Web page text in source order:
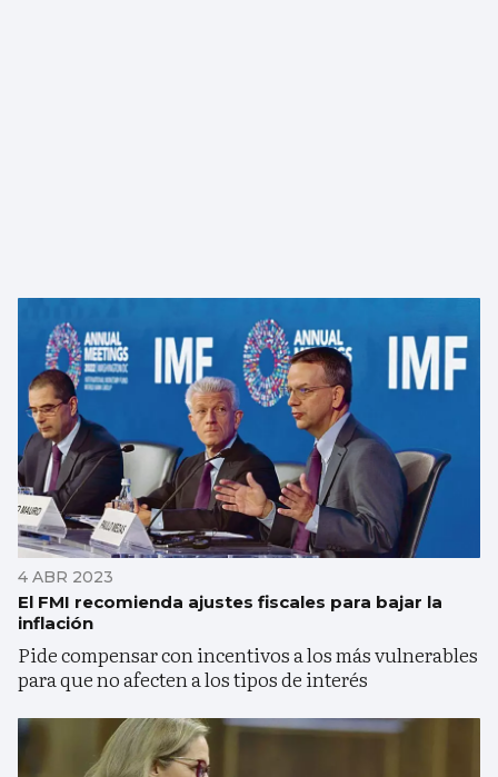
4 ABR 2023
El FMI recomienda ajustes fiscales para bajar la
inflación
Pide compensar con incentivos a los más vulnerables
para que no afecten a los tipos de interés